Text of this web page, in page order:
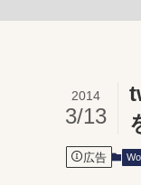
2014
3/13
広告